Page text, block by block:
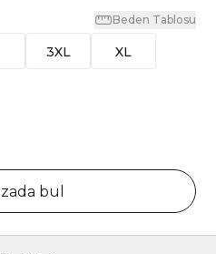
Beden Tablosu
3XL XL
bul